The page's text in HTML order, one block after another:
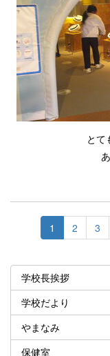
とて
1 2 3
学校長挨拶
学校だより
やまなみ
保健室